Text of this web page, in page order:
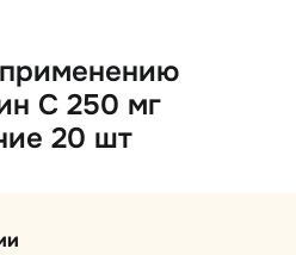
С 250 мг
20 шт